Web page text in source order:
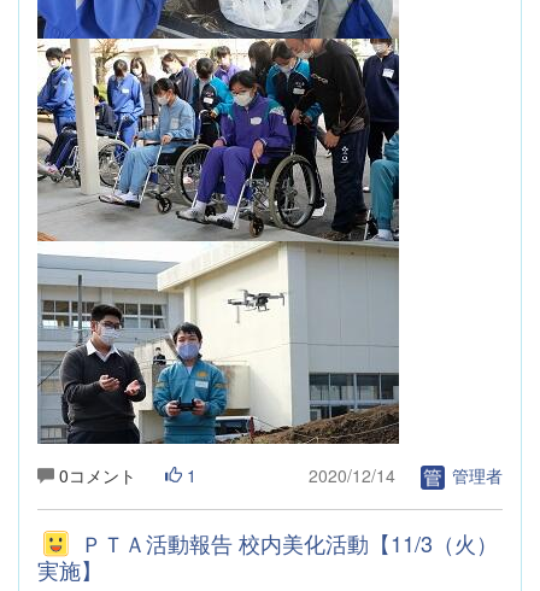
0コメント 1 2020/12/14 管理者
ＰＴＡ活動報告 校内美化活動【11/3（火）
実施】